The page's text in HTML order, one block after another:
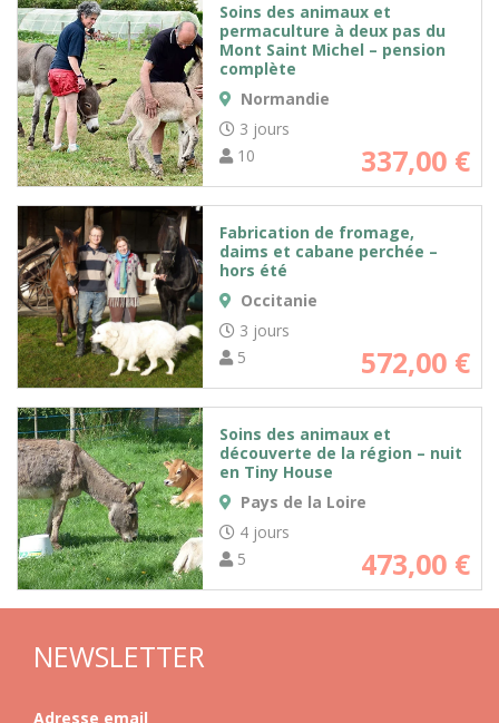
Soins des animaux et
permaculture à deux pas du
Mont Saint Michel – pension
complète
Normandie
3 jours
10
337,00 €
Fabrication de fromage,
daims et cabane perchée –
hors été
Occitanie
3 jours
5
572,00 €
Soins des animaux et
découverte de la région – nuit
en Tiny House
Pays de la Loire
4 jours
5
473,00 €
NEWSLETTER
Adresse email